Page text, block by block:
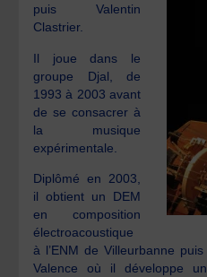
puis Valentin
Clastrier.
Il joue dans le
groupe Djal, de
1993 à 2003 avant
de se consacrer à
la musique
expérimentale.
Diplômé en 2003,
il obtient un DEM
en composition
électroacoustique
à l’ENM de Villeurbanne
Valence où il développe